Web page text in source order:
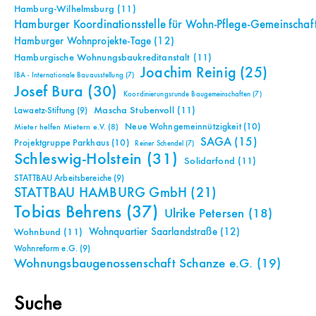
Hamburg-Wilhelmsburg (11)
Hamburger Koordinationsstelle für Wohn-Pflege-
Hamburger Wohnprojekte-Tage (12)
Hamburgische Wohnungsbaukreditanstalt (11)
IBA - Internationale Bauausstellung (7) Joachim Reinig (25)
Josef Bura (30) Koordinierungsrunde Baugemeinschaften (7)
Lawaetz-Stiftung (9) Mascha Stubenvoll (11)
Mieter helfen Mietern e.V. (8) Neue Wohngemeinnützigkeit(10)
Projektgruppe Parkhaus (10) Reiner Schendel (7) SAGA(15)
Schleswig-Holstein (31) Solidarfond (11)
STATTBAU Arbeitsbereiche (9)
STATTBAU HAMBURG GmbH (21)
Tobias Behrens (37) Ulrike Petersen (18)
Wohnbund (11) Wohnquartier Saarlandstraße(12)
Wohnreform e.G.(9)
Wohnungsbaugenossenschaft Schanze e.G. (19)
Suche